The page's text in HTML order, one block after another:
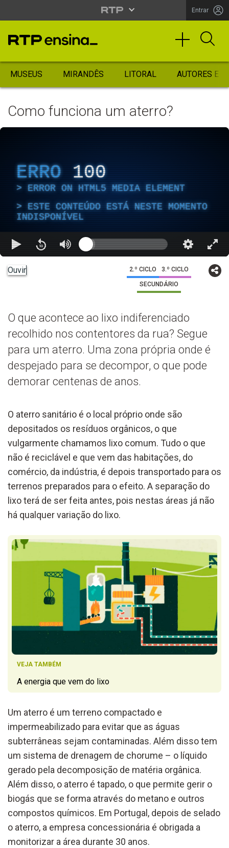
Entrar
MUSEUS MIRANDÊS LITORAL AUTORES
Como funciona um aterro?
ERRO 100
ERROR ON HTML5 MEDIA ELEMENT
ESTE CONTEÚDO ESTÁ NESTE MOMENTO
INDISPONÍVEL
Ouvir 2.º CICLO 3.º CICLO
SECUNDÁRIO
O que acontece ao lixo indiferenciado
recolhido nos contentores da rua? Segue
para um aterro. Uma zona própria onde é
despejado para se decompor, o que pode
demorar centenas de anos.
O aterro sanitário é o local próprio onde são
depositados os resíduos orgânicos, o que
vulgarmente chamamos lixo comum. Tudo o que
não é reciclável e que vem das habitações, do
comércio, da indústria, é depois transportado para os
terrenos preparados para o efeito. A separação do
lixo terá de ser feita antes, pois nestas áreas já não
há qualquer variação do lixo.
VEJA TAMBÉM
A energia que vem do lixo
Um aterro é um terreno compactado e
impermeabilizado para evitar que as águas
subterrâneas sejam contaminadas. Além disso tem
um sistema de drenagem de chorume – o líquido
gerado pela decomposição de matéria orgânica.
Além disso, o aterro é tapado, o que permite gerir o
biogás que se forma através do metano e outros
compostos químicos. Em Portugal, depois de selado
o aterro, a empresa concessionária é obrigada a
monitorizar a área durante 30 anos.